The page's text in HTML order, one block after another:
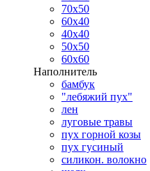
70х50
60х40
40х40
50х50
60х60
Наполнитель
бамбук
"лебяжий пух"
лен
луговые травы
пух горной козы
пух гусиный
силикон. волокно